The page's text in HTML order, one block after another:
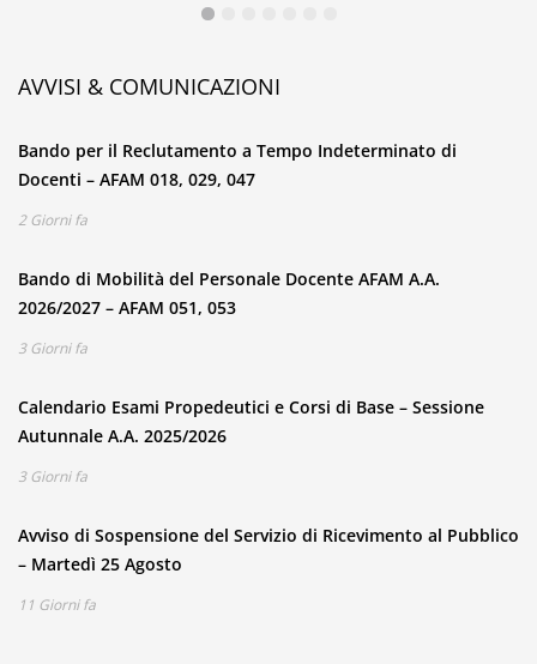
AVVISI & COMUNICAZIONI
Bando per il Reclutamento a Tempo Indeterminato di
Docenti – AFAM 018, 029, 047
2 Giorni fa
Bando di Mobilità del Personale Docente AFAM A.A.
2026/2027 – AFAM 051, 053
3 Giorni fa
Calendario Esami Propedeutici e Corsi di Base – Sessione
Autunnale A.A. 2025/2026
3 Giorni fa
Avviso di Sospensione del Servizio di Ricevimento al Pubblico
– Martedì 25 Agosto
11 Giorni fa